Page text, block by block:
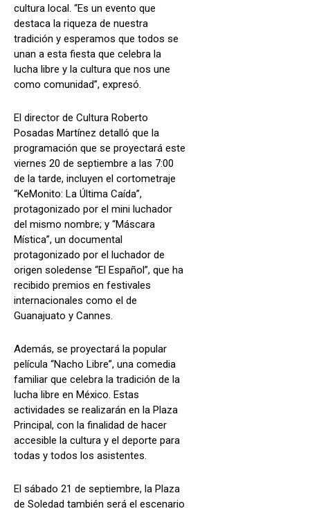
cultura local. “Es un evento que
destaca la riqueza de nuestra
tradición y esperamos que todos se
unan a esta fiesta que celebra la
lucha libre y la cultura que nos une
como comunidad”, expresó.
El director de Cultura Roberto
Posadas Martínez detalló que la
programación que se proyectará este
viernes 20 de septiembre a las 7:00
de la tarde, incluyen el cortometraje
“KeMonito: La Última Caída”,
protagonizado por el mini luchador
del mismo nombre; y “Máscara
Mística”, un documental
protagonizado por el luchador de
origen soledense “El Español”, que ha
recibido premios en festivales
internacionales como el de
Guanajuato y Cannes.
Además, se proyectará la popular
película “Nacho Libre”, una comedia
familiar que celebra la tradición de la
lucha libre en México. Estas
actividades se realizarán en la Plaza
Principal, con la finalidad de hacer
accesible la cultura y el deporte para
todas y todos los asistentes.
El sábado 21 de septiembre, la Plaza
de Soledad también será el escenario